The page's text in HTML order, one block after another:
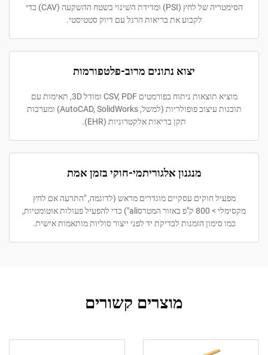
הסימטריה של לחץ (PSI) ומדידת השינוי בשטח ההשקעה (CAV) כדי
לקבוע את בריאות הרגל עם דיוק סטטיסטי.
יצוא נתונים מרוב-פלטפורמות
מוציא תוצאות ניתוח בפורמטים CSV, PDF ומודל 3D, תאימות עם
תוכנות עיצוב פופולריות (למשל, AutoCAD, SolidWorks) ומערכות
תקן בריאות אלקטרוניות (EHR).
מנגנון אלגוריתמי-חוקי בזמן אמת
חוקים עסקיים מוגדרים מראש (לדוגמה, "התרעה אם לחץ
מקסימלי > 800 ק"פ באזור המטרסali") כדי להפעיל פעולות אוטומטיות,
סימון הזמנות לבדיקת יד לפני ייצור סוליות מותאמות אישית.
מוצרים קשורים